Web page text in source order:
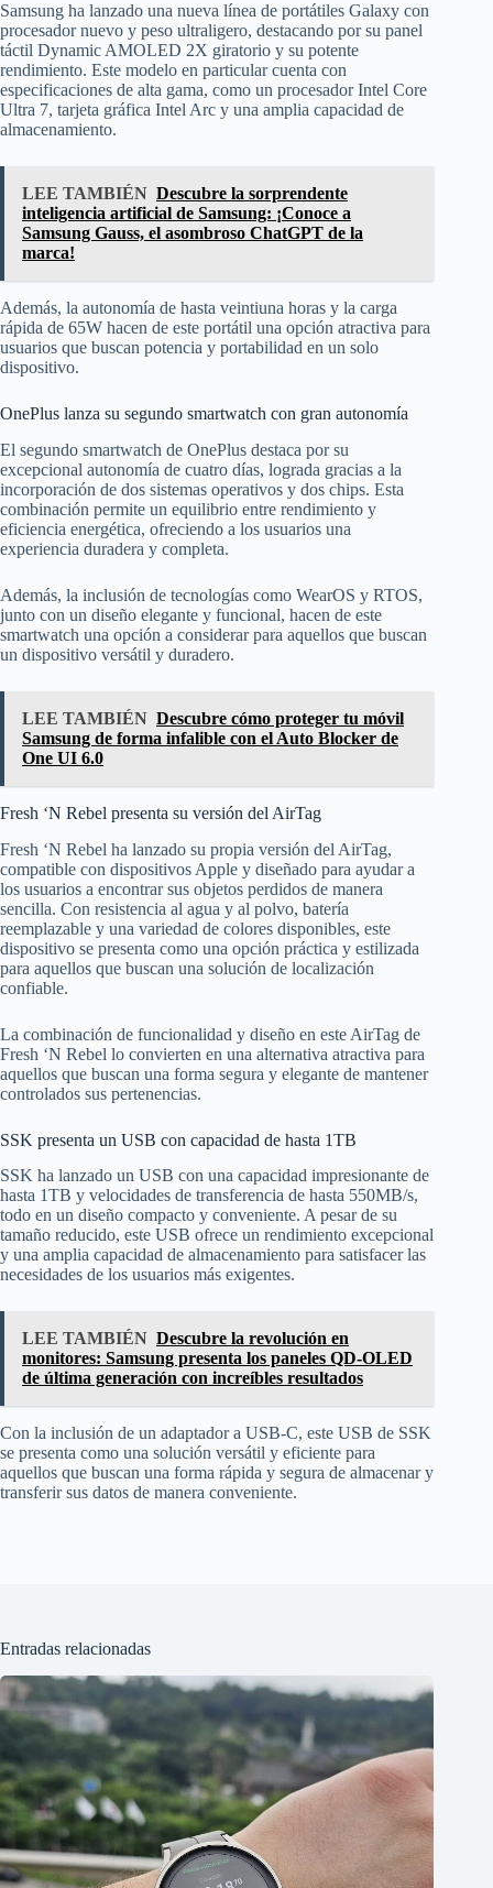
Samsung ha lanzado una nueva línea de portátiles Galaxy con
procesador nuevo y peso ultraligero, destacando por su panel
táctil Dynamic AMOLED 2X giratorio y su potente
rendimiento. Este modelo en particular cuenta con
especificaciones de alta gama, como un procesador Intel Core
Ultra 7, tarjeta gráfica Intel Arc y una amplia capacidad de
almacenamiento.
LEE TAMBIÉN Descubre la sorprendente
inteligencia artificial de Samsung: ¡Conoce a
Samsung Gauss, el asombroso ChatGPT de la
marca!
Además, la autonomía de hasta veintiuna horas y la carga
rápida de 65W hacen de este portátil una opción atractiva para
usuarios que buscan potencia y portabilidad en un solo
dispositivo.
OnePlus lanza su segundo smartwatch con gran autonomía
El segundo smartwatch de OnePlus destaca por su
excepcional autonomía de cuatro días, lograda gracias a la
incorporación de dos sistemas operativos y dos chips. Esta
combinación permite un equilibrio entre rendimiento y
eficiencia energética, ofreciendo a los usuarios una
experiencia duradera y completa.
Además, la inclusión de tecnologías como WearOS y RTOS,
junto con un diseño elegante y funcional, hacen de este
smartwatch una opción a considerar para aquellos que buscan
un dispositivo versátil y duradero.
LEE TAMBIÉN Descubre cómo proteger tu móvil
Samsung de forma infalible con el Auto Blocker de
One UI 6.0
Fresh ‘N Rebel presenta su versión del AirTag
Fresh ‘N Rebel ha lanzado su propia versión del AirTag,
compatible con dispositivos Apple y diseñado para ayudar a
los usuarios a encontrar sus objetos perdidos de manera
sencilla. Con resistencia al agua y al polvo, batería
reemplazable y una variedad de colores disponibles, este
dispositivo se presenta como una opción práctica y estilizada
para aquellos que buscan una solución de localización
confiable.
La combinación de funcionalidad y diseño en este AirTag de
Fresh ‘N Rebel lo convierten en una alternativa atractiva para
aquellos que buscan una forma segura y elegante de mantener
controlados sus pertenencias.
SSK presenta un USB con capacidad de hasta 1TB
SSK ha lanzado un USB con una capacidad impresionante de
hasta 1TB y velocidades de transferencia de hasta 550MB/s,
todo en un diseño compacto y conveniente. A pesar de su
tamaño reducido, este USB ofrece un rendimiento excepcional
y una amplia capacidad de almacenamiento para satisfacer las
necesidades de los usuarios más exigentes.
LEE TAMBIÉN Descubre la revolución en
monitores: Samsung presenta los paneles QD-OLED
de última generación con increíbles resultados
Con la inclusión de un adaptador a USB-C, este USB de SSK
se presenta como una solución versátil y eficiente para
aquellos que buscan una forma rápida y segura de almacenar y
transferir sus datos de manera conveniente.
Entradas relacionadas